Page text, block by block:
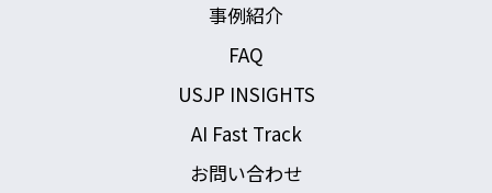
事例紹介
FAQ
USJP INSIGHTS
AI Fast Track
お問い合わせ